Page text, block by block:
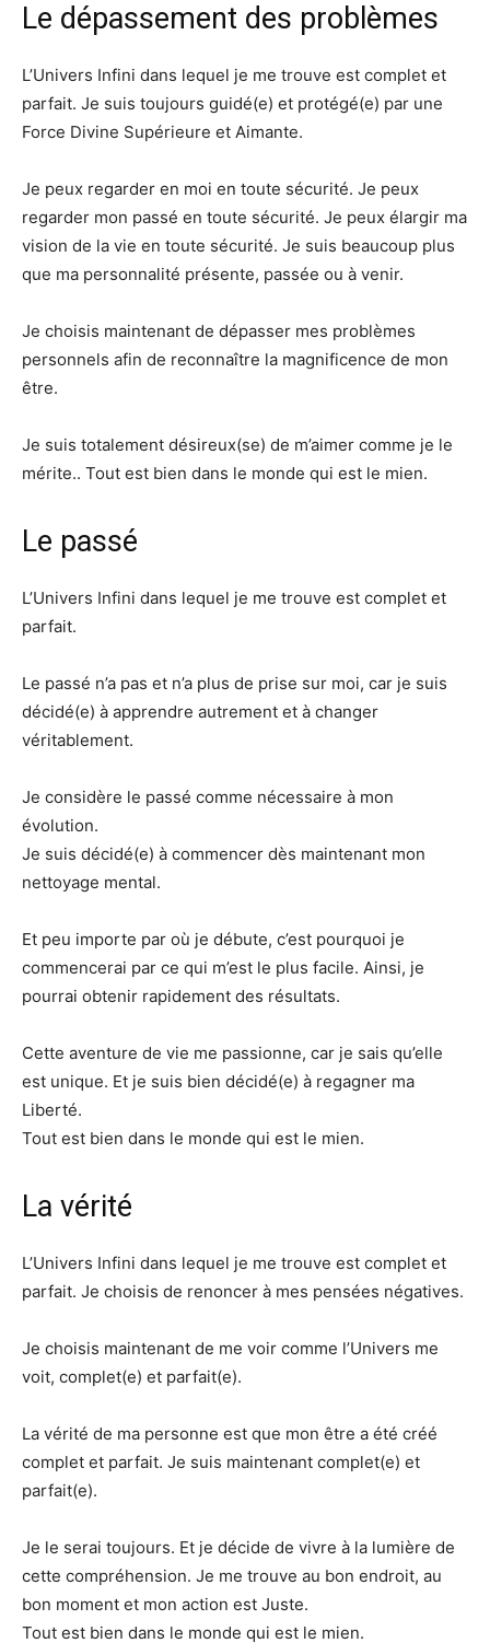
Le dépassement des problèmes
L’Univers Infini dans lequel je me trouve est complet et
parfait. Je suis toujours guidé(e) et protégé(e) par une
Force Divine Supérieure et Aimante.
Je peux regarder en moi en toute sécurité. Je peux
regarder mon passé en toute sécurité. Je peux élargir ma
vision de la vie en toute sécurité. Je suis beaucoup plus
que ma personnalité présente, passée ou à venir.
Je choisis maintenant de dépasser mes problèmes
personnels afin de reconnaître la magnificence de mon
être.
Je suis totalement désireux(se) de m’aimer comme je le
mérite.. Tout est bien dans le monde qui est le mien.
Le passé
L’Univers Infini dans lequel je me trouve est complet et
parfait.
Le passé n’a pas et n’a plus de prise sur moi, car je suis
décidé(e) à apprendre autrement et à changer
véritablement.
Je considère le passé comme nécessaire à mon
évolution.
Je suis décidé(e) à commencer dès maintenant mon
nettoyage mental.
Et peu importe par où je débute, c’est pourquoi je
commencerai par ce qui m’est le plus facile. Ainsi, je
pourrai obtenir rapidement des résultats.
Cette aventure de vie me passionne, car je sais qu’elle
est unique. Et je suis bien décidé(e) à regagner ma
Liberté.
Tout est bien dans le monde qui est le mien.
La vérité
L’Univers Infini dans lequel je me trouve est complet et
parfait. Je choisis de renoncer à mes pensées négatives.
Je choisis maintenant de me voir comme l’Univers me
voit, complet(e) et parfait(e).
La vérité de ma personne est que mon être a été créé
complet et parfait. Je suis maintenant complet(e) et
parfait(e).
Je le serai toujours. Et je décide de vivre à la lumière de
cette compréhension. Je me trouve au bon endroit, au
bon moment et mon action est Juste.
Tout est bien dans le monde qui est le mien.